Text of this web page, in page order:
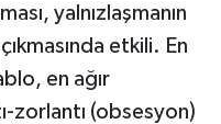
yalnızlaşmanın
etkili. En
en ağır
zorlantı (obsesyon)